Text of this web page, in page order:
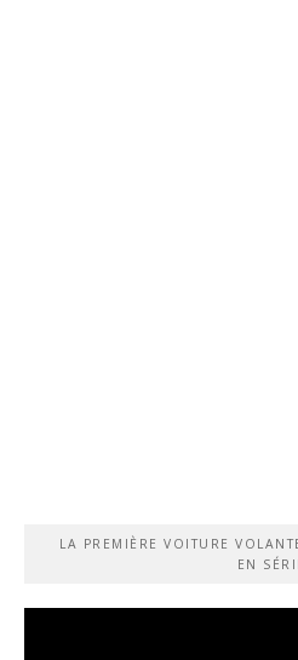
LA PREMIÈRE VOITURE
EN